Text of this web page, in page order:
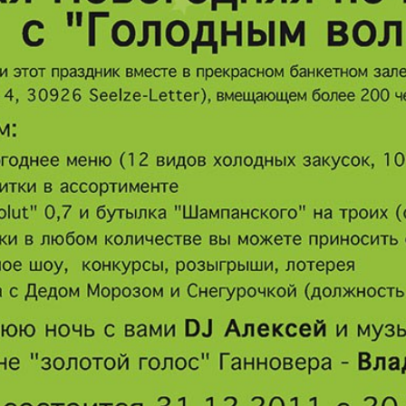
Europa Ekspress Jasmin
Karriere
Krot in
Deutschland
LDK auf Russisch Life in